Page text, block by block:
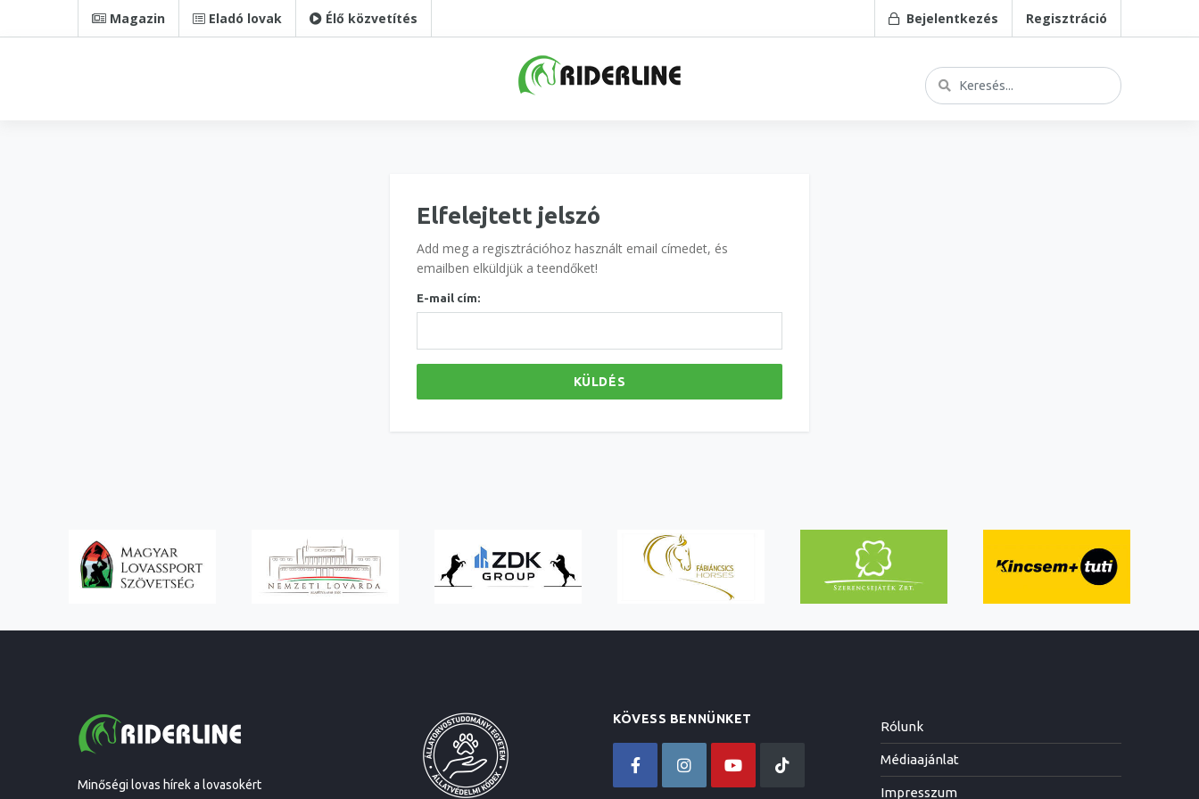
Magazin Eladó lovak Élő közvetítés Bejelentkezés Regisztráció
Elfelejtett jelszó
Add meg a regisztrációhoz használt email címedet, és
emailben elküldjük a teendőket!
E-mail cím:
KÜLDÉS
Minőségi lovas hírek a lovasokért
KÖVESS BENNÜNKET Rólunk
Médiaajánlat
Impresszum